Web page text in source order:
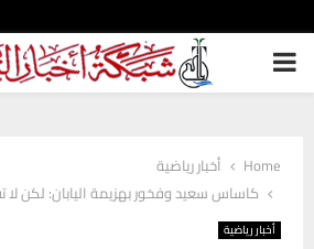
PRIMARY
Home
أخبار رياضية
كاساس سعيد وفخور بهزيمة اليابان: لكن لا
أخبار رياضية